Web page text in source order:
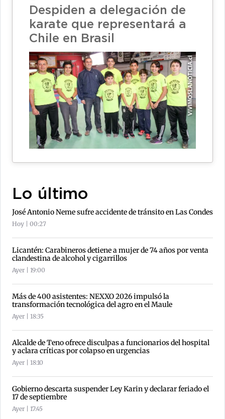
Despiden a delegación de
karate que representará a
Chile en Brasil
Lo último
José Antonio Neme sufre accidente de tránsito en Las Condes
Hoy | 00:27
Licantén: Carabineros detiene a mujer de 74 años por venta
clandestina de alcohol y cigarrillos
Ayer | 19:00
Más de 400 asistentes: NEXXO 2026 impulsó la
transformación tecnológica del agro en el Maule
Ayer | 18:35
Alcalde de Teno ofrece disculpas a funcionarios del hospital
y aclara críticas por colapso en urgencias
Ayer | 18:10
Gobierno descarta suspender Ley Karin y declarar feriado el
17 de septiembre
Ayer | 17:45